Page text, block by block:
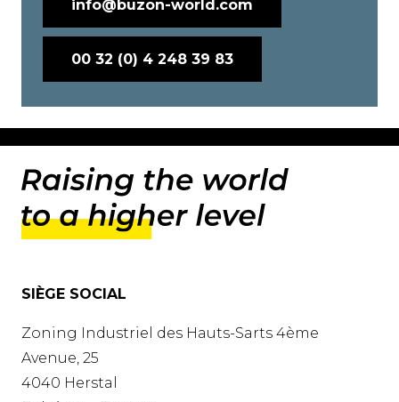
info@buzon-world.com
00 32 (0) 4 248 39 83
SIÈGE SOCIAL
Zoning Industriel des Hauts-Sarts 4ème
Avenue, 25
4040 Herstal